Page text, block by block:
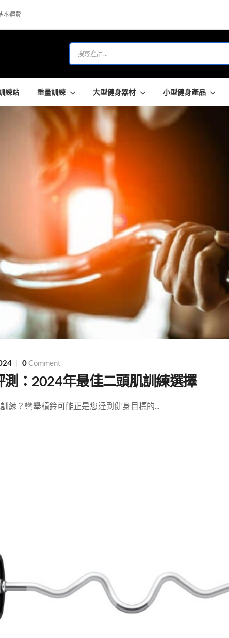
本運費
練站 重量訓練 大型健身器材 小型健身產品
0Comment
：2024年最佳二頭肌訓練選擇
練？彎舉槓鈴可能正是您達到健身目標的...